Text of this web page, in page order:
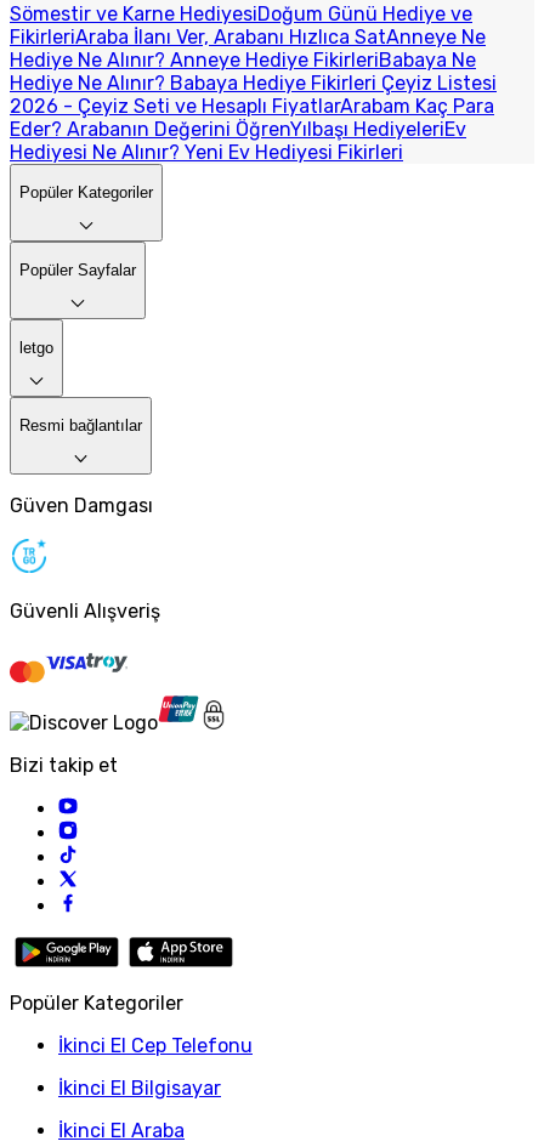
Sömestir ve Karne HediyesiDoğum Günü Hediye ve
FikirleriAraba İlanı Ver, Arabanı Hızlıca SatAnneye Ne
Hediye Ne Alınır? Anneye Hediye FikirleriBabaya Ne
Hediye Ne Alınır? Babaya Hediye Fikirleri Çeyiz Listesi
2026 - Çeyiz Seti ve Hesaplı FiyatlarArabam Kaç Para
Eder? Arabanın Değerini ÖğrenYılbaşı HediyeleriEv
Hediyesi Ne Alınır? Yeni Ev Hediyesi Fikirleri
Popüler Kategoriler
Popüler Sayfalar
letgo
Resmi bağlantılar
Güven Damgası
Güvenli Alışveriş
Bizi takip et
Popüler Kategoriler
İkinci El Cep Telefonu
İkinci El Bilgisayar
İkinci El Araba